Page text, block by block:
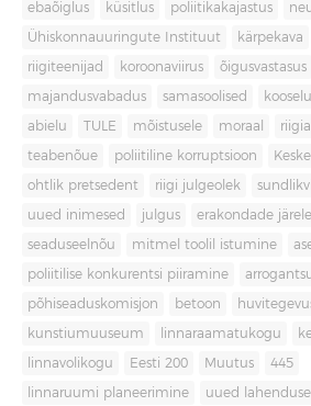
ebaõiglus küsitlus poliitikakajastus
Ühiskonnauuringute Instituut kärpekava
riigiteenijad koroonaviirus õigusvastasus
majandusvabadus samasoolised kooselu
abielu TULE mõistusele moraal
teabenõue poliitiline korruptsioon
ohtlik pretsedent riigi julgeolek
uued inimesed julgus erakondade
seaduseelnõu mitmel toolil istumine
poliitilise konkurentsi piiramine
põhiseaduskomisjon betoon
kunstiumuuseum linnaraamatukogu
linnavolikogu Eesti 200 Muutus 445
linnaruumi planeerimine uued